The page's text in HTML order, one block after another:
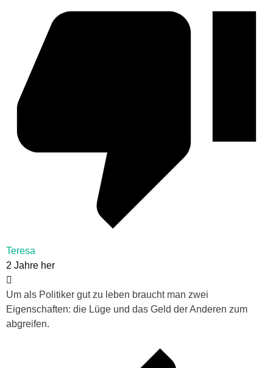
Teresa
2 Jahre her
Um als Politiker gut zu leben braucht man zwei
Eigenschaften: die Lüge und das Geld der Anderen zum
abgreifen.